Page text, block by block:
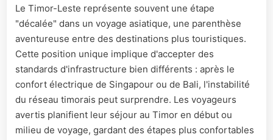
Le Timor-Leste représente souvent une étape
"décalée" dans un voyage asiatique, une parenthèse
aventureuse entre des destinations plus touristiques.
Cette position unique implique d'accepter des
standards d'infrastructure bien différents : après le
confort électrique de Singapour ou de Bali, l'instabilité
du réseau timorais peut surprendre. Les voyageurs
avertis planifient leur séjour au Timor en début ou
milieu de voyage, gardant des étapes plus confortables